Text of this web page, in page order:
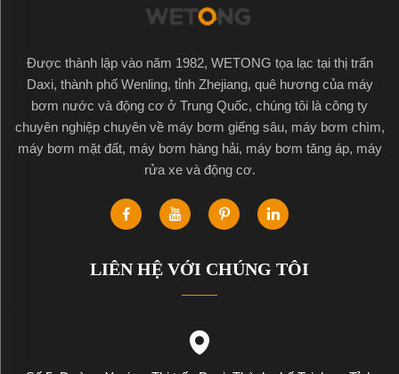
Được thành lập vào năm 1982, WETONG tọa lạc tại thị trấn
Daxi, thành phố Wenling, tỉnh Zhejiang, quê hương của máy
bơm nước và động cơ ở Trung Quốc, chúng tôi là công ty
chuyên nghiệp chuyên về máy bơm giếng sâu, máy bơm chìm,
máy bơm mặt đất, máy bơm hàng hải, máy bơm tăng áp, máy
rửa xe và động cơ.
LIÊN HỆ VỚI CHÚNG TÔI